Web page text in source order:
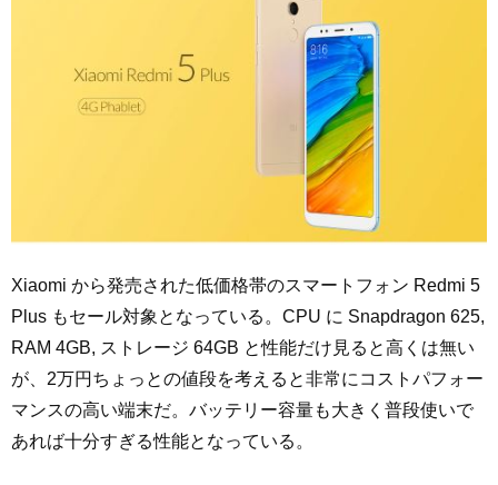
Xiaomi から発売された低価格帯のスマートフォン Redmi 5
Plus もセール対象となっている。CPU に Snapdragon 625,
RAM 4GB, ストレージ 64GB と性能だけ見ると高くは無い
が、2万円ちょっとの値段を考えると非常にコストパフォー
マンスの高い端末だ。バッテリー容量も大きく普段使いで
あれば十分すぎる性能となっている。